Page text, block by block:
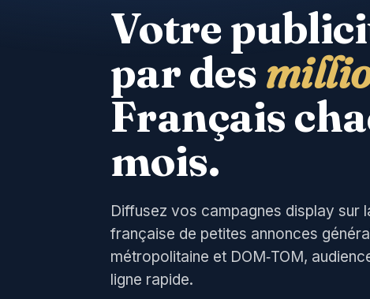
Votre
par des
Français
mois.
Diffusez vos campagnes display sur
française de petites annonces
métropolitaine et DOM‑TOM,
ligne rapide.